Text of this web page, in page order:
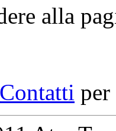
alla
Contatti